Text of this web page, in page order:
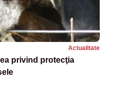
Actualitate
privind protecţia